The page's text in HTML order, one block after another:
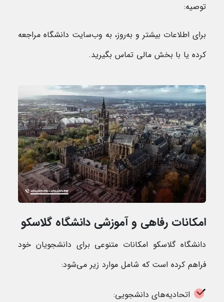
توصیه:
برای اطلاعات بیشتر و به‌روز، به وب‌سایت دانشگاه مراجعه
کرده یا با بخش مالی تماس بگیرید.
امکانات رفاهی و آموزشی دانشگاه گلاسکو
دانشگاه گلاسکو امکانات متنوعی برای دانشجویان خود
فراهم کرده است که شامل موارد زیر می‌شود:
اتحادیه‌های دانشجویی: